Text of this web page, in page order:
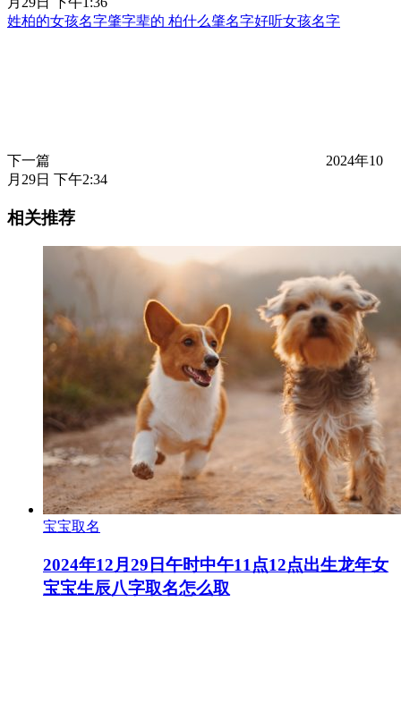
姓柏的女孩名字肇字辈的 柏什么肇名字好听女孩名字
下一篇
2024年10
月29日 下午2:34
相关推荐
宝宝取名
2024年12月29日午时中午11点12点出生龙年女
宝宝生辰八字取名怎么取